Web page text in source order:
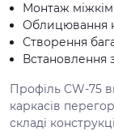
Монтаж
Облицювання
Створення
Встановлення
Профіль CW-75
каркасів
складі